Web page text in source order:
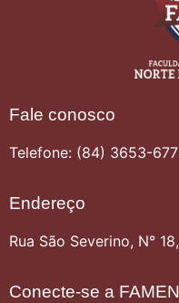
Fale conosco
Telefone: (84) 3653-
Endereço
Rua São Severino, N°
Conecte-se a FAMEN